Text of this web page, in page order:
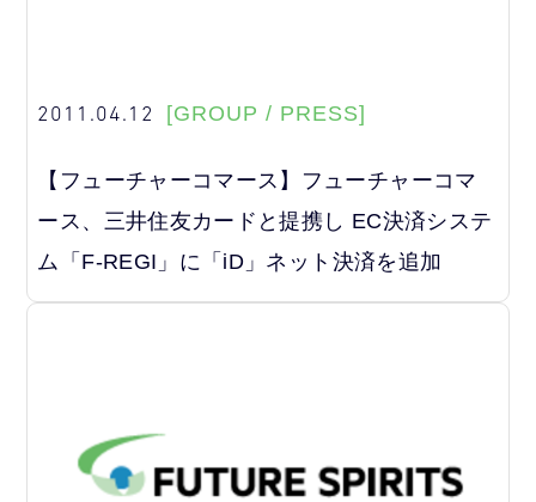
2011.04.12 [GROUP / PRESS]
【フューチャーコマース】フューチャーコマ
ース、三井住友カードと提携し EC決済システ
ム「F-REGI」に「iD」ネット決済を追加